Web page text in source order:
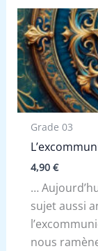
Grade 03
4,90 €
…
sujet aussi
nous